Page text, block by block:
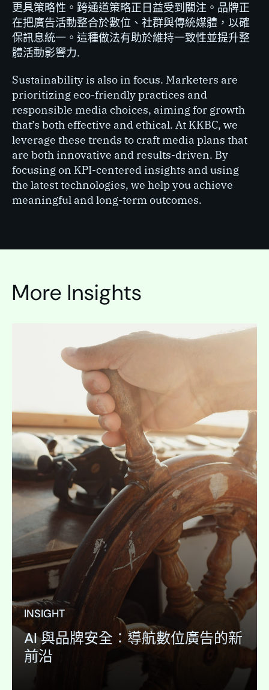
更具策略性。跨通道策略正日益受到關注。品牌正
在把廣告活動整合於數位、社群與傳統媒體，以確
保訊息統一。這種做法有助於維持一致性並提升整
體活動影響力.
Sustainability is also in focus. Marketers are
prioritizing eco-friendly practices and
responsible media choices, aiming for growth
that’s both effective and ethical. At KKBC, we
leverage these trends to craft media plans that
are both innovative and results-driven. By
focusing on KPI-centered insights and using
the latest technologies, we help you achieve
meaningful and long-term outcomes.
More Insights
INSIGHT
AI 與品牌安全：導航數位廣告的新
前沿
In